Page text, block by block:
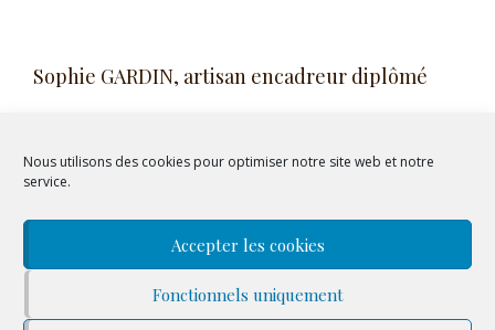
Nous utilisons des cookies pour optimiser notre site web et notre
service.
Accepter les cookies
Fonctionnels uniquement
Sophie GARDIN, artisan encadreur diplômé